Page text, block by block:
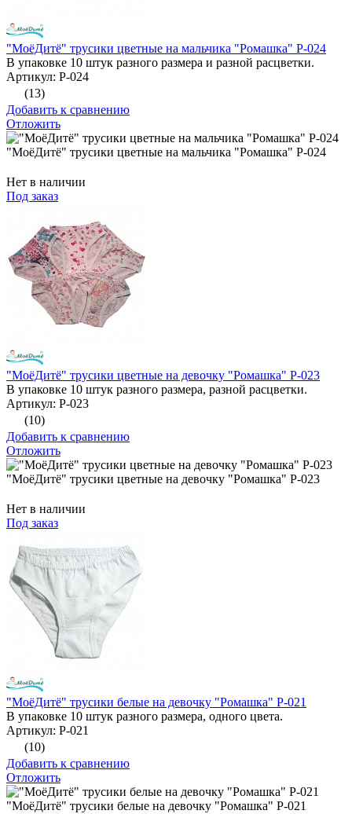
"МоёДитё" трусики цветные на мальчика "Ромашка" Р-024
В упаковке 10 штук разного размера и разной расцветки.
Артикул: Р-024
(13)
Добавить к сравнению
Отложить
"МоёДитё" трусики цветные на мальчика "Ромашка" Р-024
Нет в наличии
Под заказ
"МоёДитё" трусики цветные на девочку "Ромашка" Р-023
В упаковке 10 штук разного размера, разной расцветки.
Артикул: Р-023
(10)
Добавить к сравнению
Отложить
"МоёДитё" трусики цветные на девочку "Ромашка" Р-023
Нет в наличии
Под заказ
"МоёДитё" трусики белые на девочку "Ромашка" Р-021
В упаковке 10 штук разного размера, одного цвета.
Артикул: Р-021
(10)
Добавить к сравнению
Отложить
"МоёДитё" трусики белые на девочку "Ромашка" Р-021